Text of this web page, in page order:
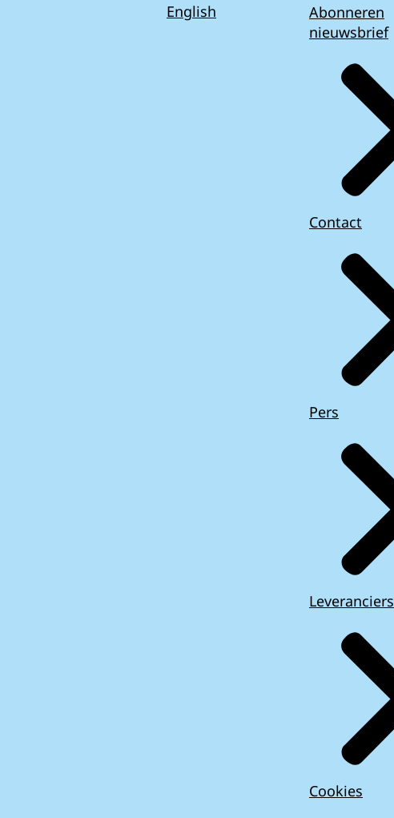
English
Abonneren
nieuwsbrief
Contact
Pers
Leveranciers
Cookies